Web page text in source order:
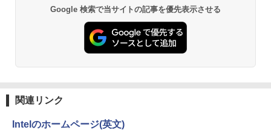
5型 ProLite XUB2292HS-B1 HDMI対応
スピーカー内蔵 綺麗な鮮明画像 【中古】
送料無料
￥6,500
3
施設基準パーフェクトブック 2026年度
Anker Soundcore P31i ブラック
￥5,990
BRUCE WAYNE feat. Flo Milli, ATL Jacob
￥250
ET ラベルレス ×8本
異世界居酒屋「のぶ」(22) (角川コミックス・
￥832
Google 検索で当サイトの記事を優先表示させる
関連リンク
Intelのホームページ(英文)